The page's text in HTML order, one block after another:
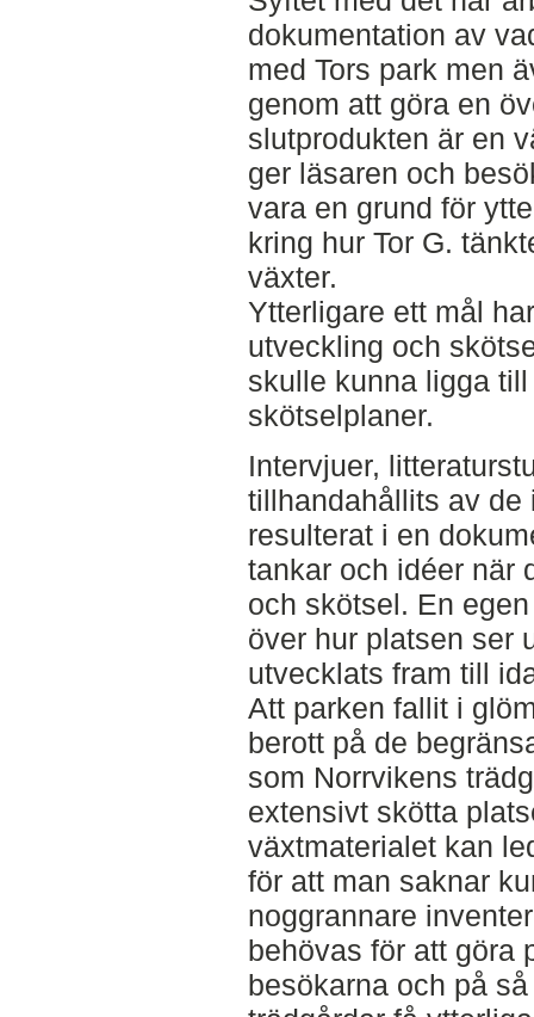
dokumentation av
med Tors park men
genom att göra en
slutprodukten är en
ger läsaren och
vara en grund för
kring hur Tor G.
växter.
Ytterligare ett mål
utveckling och
skulle kunna ligga
skötselplaner.
Intervjuer,
tillhandahållits av de
resulterat i en
tankar och idéer när
och skötsel. En
över hur platsen ser
utvecklats fram till
Att parken fallit i
berott på de
som Norrvikens
extensivt skötta
växtmaterialet kan
för att man saknar
noggrannare
behövas för att göra
besökarna och på